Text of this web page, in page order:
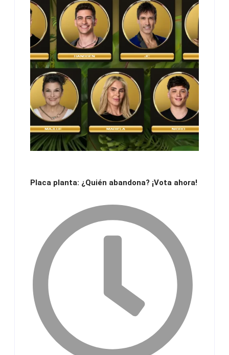
Placa planta: ¿Quién abandona? ¡Vota ahora!